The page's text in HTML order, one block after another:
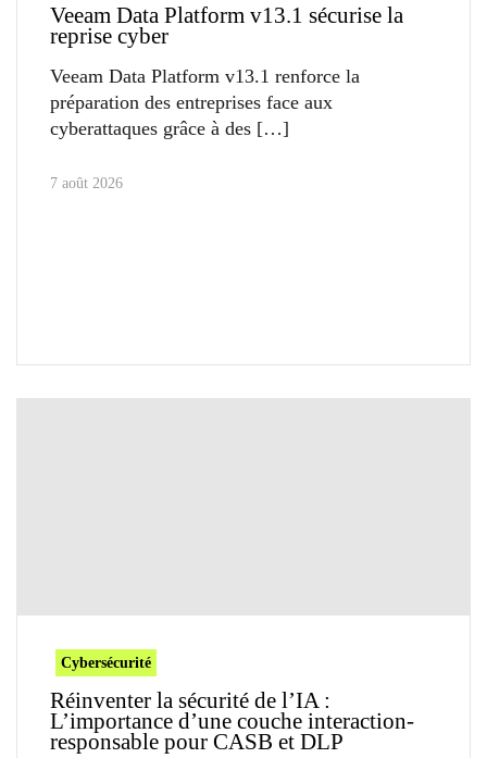
Veeam Data Platform v13.1 sécurise la
reprise cyber
Veeam Data Platform v13.1 renforce la
préparation des entreprises face aux
cyberattaques grâce à des
7 août 2026
Cybersécurité
Réinventer la sécurité de l’IA :
L’importance d’une couche interaction-
responsable pour CASB et DLP